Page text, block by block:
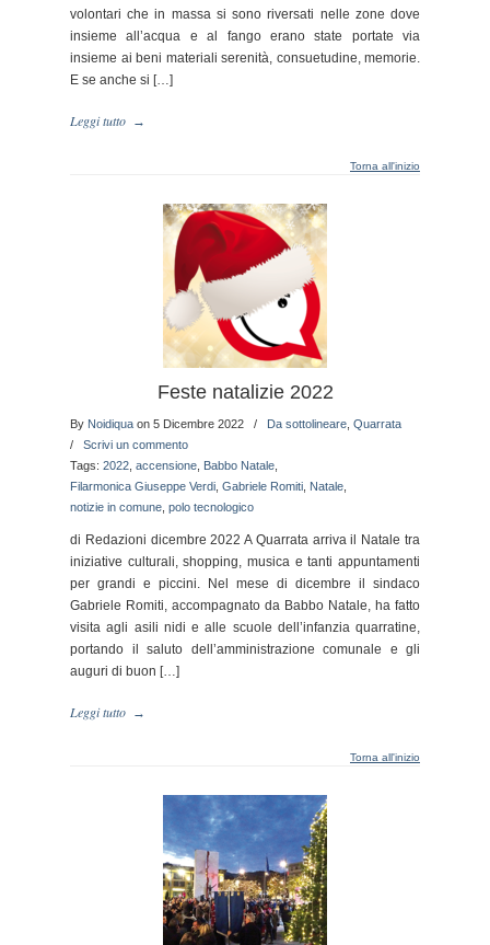
volontari che in massa si sono riversati nelle zone dove
insieme all’acqua e al fango erano state portate via
insieme ai beni materiali serenità, consuetudine, memorie.
E se anche si […]
Leggi tutto →
Torna all'inizio
Feste natalizie 2022
By Noidiqua on 5 Dicembre 2022 / Da sottolineare Quarrata
/ Scrivi un commento
Tags: 2022 accensione Babbo Natale
Filarmonica Giuseppe Verdi Gabriele Romiti Natale
notizie in comune polo tecnologico
di Redazioni dicembre 2022 A Quarrata arriva il Natale tra
iniziative culturali, shopping, musica e tanti appuntamenti
per grandi e piccini. Nel mese di dicembre il sindaco
Gabriele Romiti, accompagnato da Babbo Natale, ha fatto
visita agli asili nidi e alle scuole dell’infanzia quarratine,
portando il saluto dell’amministrazione comunale e gli
auguri di buon […]
Leggi tutto →
Torna all'inizio